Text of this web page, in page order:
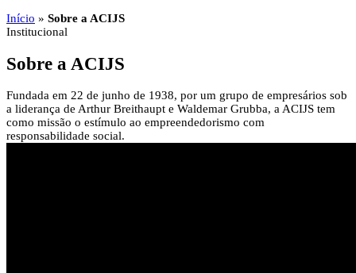
Início » Sobre a ACIJS
Institucional
Sobre a ACIJS
Fundada em 22 de junho de 1938, por um grupo de empresários sob
a liderança de Arthur Breithaupt e Waldemar Grubba, a ACIJS tem
como missão o estímulo ao empreendedorismo com
responsabilidade social.